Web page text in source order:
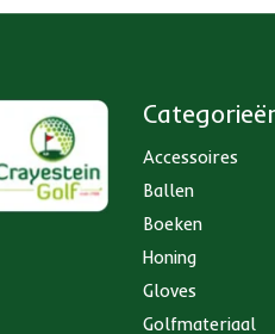
Accessoires
Ballen
Boeken
Honing
Gloves
Golfmateriaal